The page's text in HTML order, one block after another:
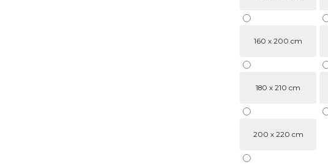
160 x 200 cm
180 x 210 cm
200 x 220 cm